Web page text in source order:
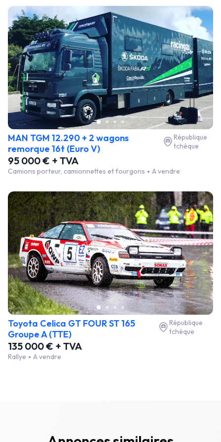
MAN TGM 12.290 + 2 wagons
remorque 16t (Euro V)
République
tchèque
95 000 € + TVA
Camions porteur, camionnettes et fourgons A vendre
Toyota Celica GT FOUR ST 165
Groupe A (TTE)
République
tchèque
135 000 € + TVA
Rallye A vendre